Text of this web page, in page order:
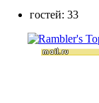
гостей: 33